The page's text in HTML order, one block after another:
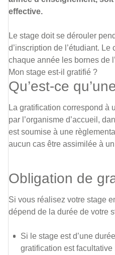
effective.
Le stage doit se dérouler
d’inscription de l’étudiant.
chaque année les bornes de
Mon stage est-il gratifié ?
Qu’est-ce
La gratification correspond à
par l’organisme d’accueil,
est soumise à une
aucun cas être assimilée à
Obligation de
Si vous réalisez votre stage
dépend de la durée de votre
Si le stage est d’une durée
gratification est facultative